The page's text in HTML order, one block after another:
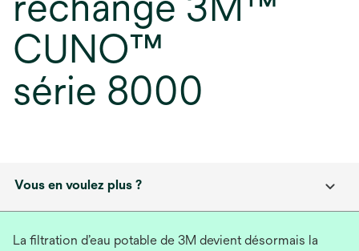
CUNO™
série 8000
Vous en voulez plus ?
La filtration d’eau potable de 3M devient désormais la